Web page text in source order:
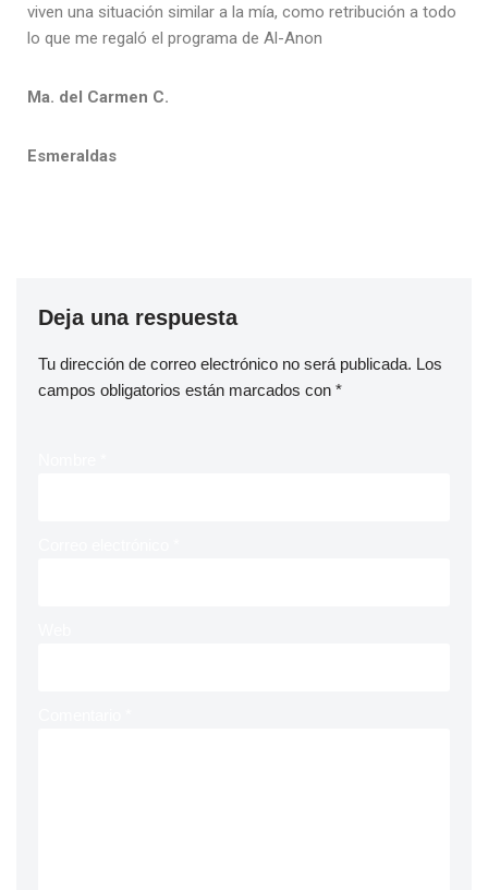
viven una situación similar a la mía, como retribución a todo
lo que me regaló el programa de Al-Anon
Ma. del Carmen C.
Esmeraldas
Deja una respuesta
Tu dirección de correo electrónico no será publicada. Los
campos obligatorios están marcados con *